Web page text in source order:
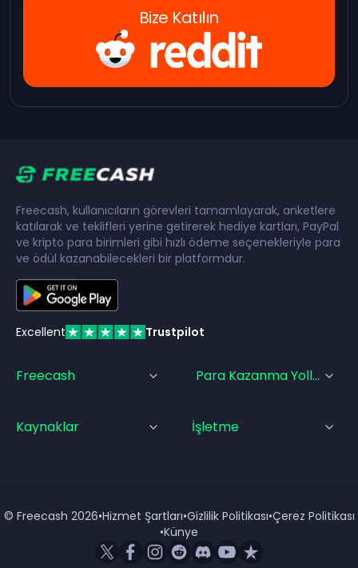
Bize Katılın
Freecash, kullanıcıların görevleri tamamlayarak, anketlere
katılarak ve teklifleri yerine getirerek hediye kartları, PayPal
ve kripto para birimleri gibi hızlı ödeme seçenekleriyle para
ve ödül kazanabilecekleri bir platformdur.
Excellent Trustpilot
Freecash Para Kazanma Yolları
Kaynaklar İşletme
© Freecash 2026•Hizmet Şartları•Gizlilik Politikası•Çerez Politikası
•Künye